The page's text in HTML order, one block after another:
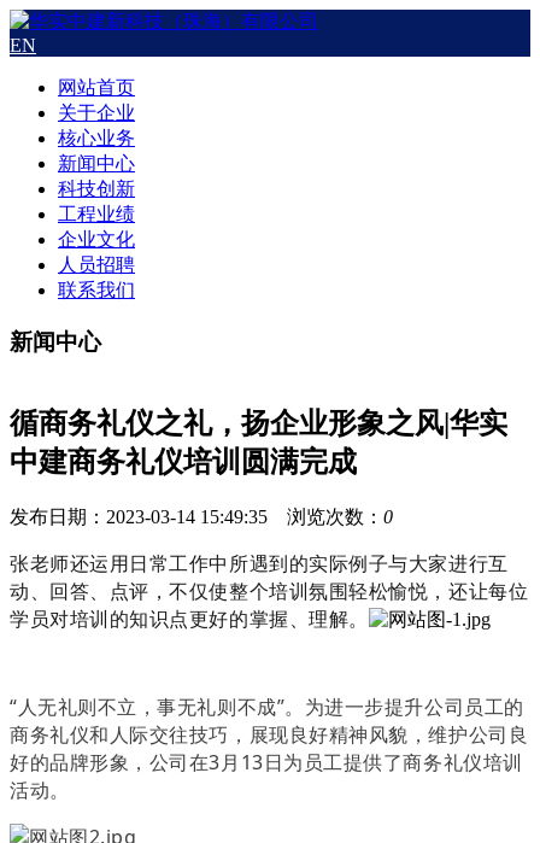
EN
网站首页
关于企业
核心业务
新闻中心
科技创新
工程业绩
企业文化
人员招聘
联系我们
新闻中心
循商务礼仪之礼，扬企业形象之风|华实
中建商务礼仪培训圆满完成
发布日期：2023-03-14 15:49:35 浏览次数： 0
张老师还运用日常工作中所遇到的实际例子与大家进行互
动、回答、点评，不仅使整个培训氛围轻松愉悦，还让每位
学员对培训的知识点更好的掌握、理解。
“人无礼则不立，事无礼则不成”。为进一步提升公司员工的
商务礼仪和人际交往技巧，展现良好精神风貌，维护公司良
好的品牌形象，公司在3月13日为员工提供了商务礼仪培训
活动。